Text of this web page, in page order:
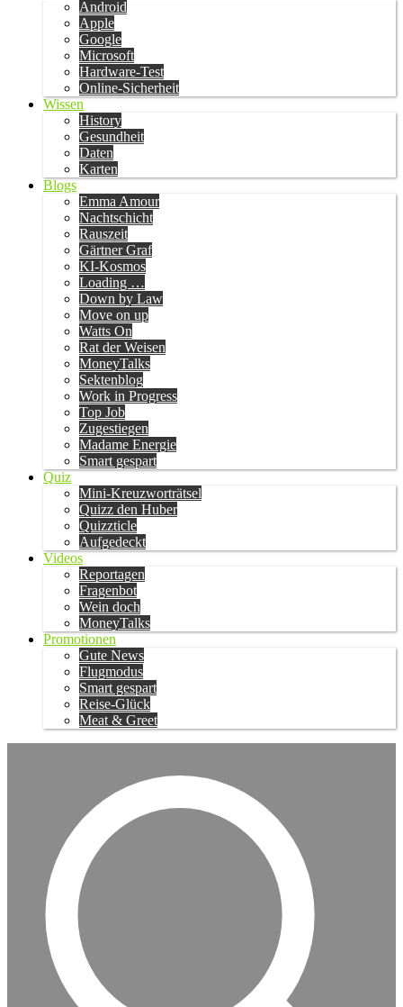
Android
Apple
Google
Microsoft
Hardware-Test
Online-Sicherheit
Wissen
History
Gesundheit
Daten
Karten
Blogs
Emma Amour
Nachtschicht
Rauszeit
Gärtner Graf
KI-Kosmos
Loading …
Down by Law
Move on up
Watts On
Rat der Weisen
MoneyTalks
Sektenblog
Work in Progress
Top Job
Zugestiegen
Madame Energie
Smart gespart
Quiz
Mini-Kreuzworträtsel
Quizz den Huber
Quizzticle
Aufgedeckt
Videos
Reportagen
Fragenbot
Wein doch
MoneyTalks
Promotionen
Gute News
Flugmodus
Smart gespart
Reise-Glück
Meat & Greet